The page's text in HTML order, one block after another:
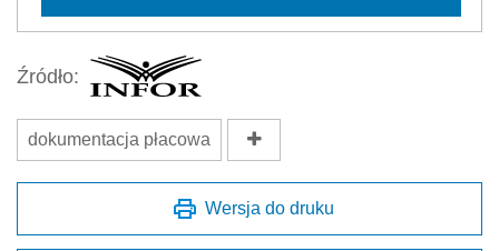
Źródło:
dokumentacja płacowa
Wersja do druku